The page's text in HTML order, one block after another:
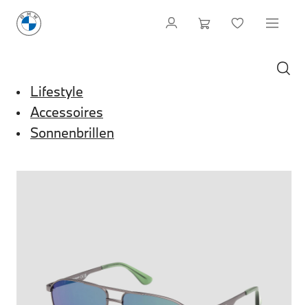
Lifestyle
Accessoires
Sonnenbrillen